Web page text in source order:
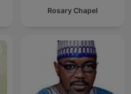
Rosary Chapel